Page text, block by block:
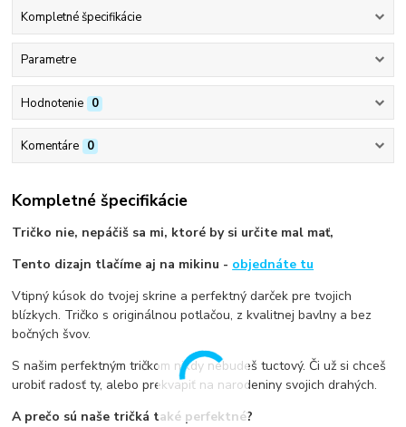
Kompletné špecifikácie
Parametre
Hodnotenie 0
Komentáre 0
Kompletné špecifikácie
Tričko nie, nepáčiš sa mi, ktoré by si určite mal mať,
Tento dizajn tlačíme aj na mikinu - objednáte tu
Vtipný kúsok do tvojej skrine a perfektný darček pre tvojich
blízkych. Tričko s originálnou potlačou, z kvalitnej bavlny a bez
bočných švov.
S našim perfektným tričkom nikdy nebudeš tuctový. Či už si chceš
urobiť radosť ty, alebo prekvapiť na narodeniny svojich drahých.
A prečo sú naše tričká také perfektné?